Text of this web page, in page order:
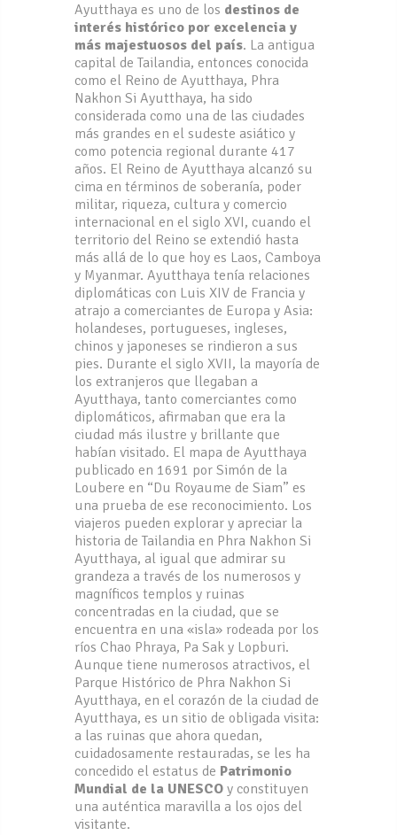
Ayutthaya es uno de los destinos de
interés histórico por excelencia y
más majestuosos del país. La antigua
capital de Tailandia, entonces conocida
como el Reino de Ayutthaya, Phra
Nakhon Si Ayutthaya, ha sido
considerada como una de las ciudades
más grandes en el sudeste asiático y
como potencia regional durante 417
años. El Reino de Ayutthaya alcanzó su
cima en términos de soberanía, poder
militar, riqueza, cultura y comercio
internacional en el siglo XVI, cuando el
territorio del Reino se extendió hasta
más allá de lo que hoy es Laos, Camboya
y Myanmar. Ayutthaya tenía relaciones
diplomáticas con Luis XIV de Francia y
atrajo a comerciantes de Europa y Asia:
holandeses, portugueses, ingleses,
chinos y japoneses se rindieron a sus
pies. Durante el siglo XVII, la mayoría de
los extranjeros que llegaban a
Ayutthaya, tanto comerciantes como
diplomáticos, afirmaban que era la
ciudad más ilustre y brillante que
habían visitado. El mapa de Ayutthaya
publicado en 1691 por Simón de la
Loubere en “Du Royaume de Siam” es
una prueba de ese reconocimiento. Los
viajeros pueden explorar y apreciar la
historia de Tailandia en Phra Nakhon Si
Ayutthaya, al igual que admirar su
grandeza a través de los numerosos y
magníficos templos y ruinas
concentradas en la ciudad, que se
encuentra en una «isla» rodeada por los
ríos Chao Phraya, Pa Sak y Lopburi.
Aunque tiene numerosos atractivos, el
Parque Histórico de Phra Nakhon Si
Ayutthaya, en el corazón de la ciudad de
Ayutthaya, es un sitio de obligada visita:
a las ruinas que ahora quedan,
cuidadosamente restauradas, se les ha
concedido el estatus de Patrimonio
Mundial de la UNESCO y constituyen
una auténtica maravilla a los ojos del
visitante.